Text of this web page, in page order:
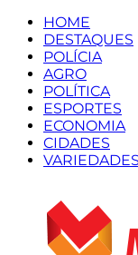
HOME
DESTAQUES
POLÍCIA
AGRO
POLÍTICA
ESPORTES
ECONOMIA
CIDADES
VARIEDADES